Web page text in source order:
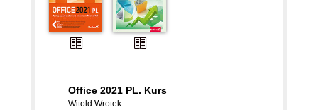
Office 2021 PL. Kurs
Witold Wrotek